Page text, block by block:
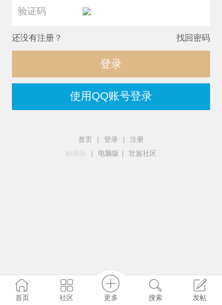
还没有注册？ 找回密码
登录
使用QQ账号登录
首页 | 登录 |
注册
触屏版
| 电脑版 | 壮族社区
首页 社区 更多 搜索 发帖